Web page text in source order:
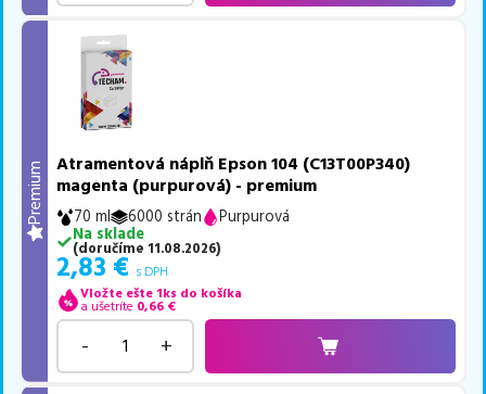
Premium
Atramentová náplň Epson 104 (C13T00P340)
magenta (purpurová) - premium
70 ml 6000 strán
Purpurová
Na sklade
(doručíme 11.08.2026)
2,83 € s DPH
Vložte ešte 1ks do košíka
a ušetríte 0,66 €
- +